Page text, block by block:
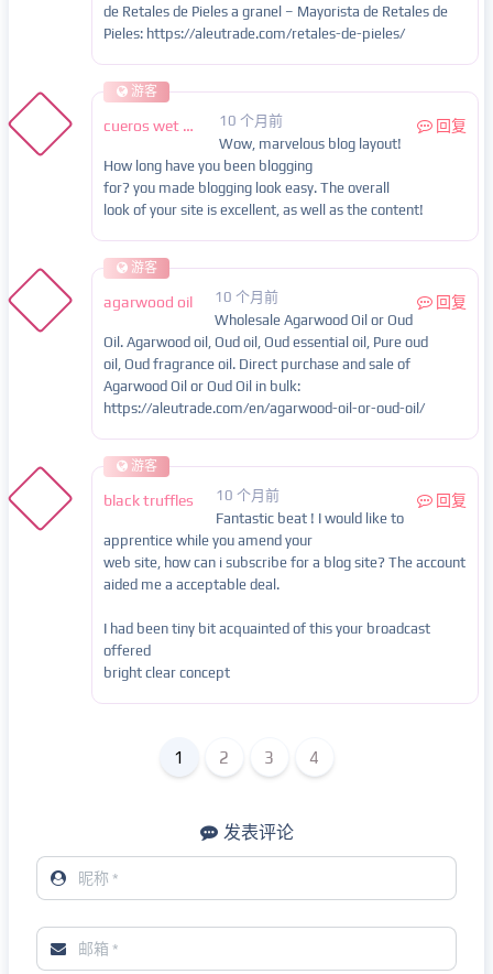
de Retales de Pieles a granel – Mayorista de Retales de
Pieles: https://aleutrade.com/retales-de-pieles/
游客
回复
cueros wet blue
10 个月前
Wow, marvelous blog layout!
How long have you been blogging
for? you made blogging look easy. The overall
look of your site is excellent, as well as the content!
游客
回复
agarwood oil
10 个月前
Wholesale Agarwood Oil or Oud
Oil. Agarwood oil, Oud oil, Oud essential oil, Pure oud
oil, Oud fragrance oil. Direct purchase and sale of
Agarwood Oil or Oud Oil in bulk:
https://aleutrade.com/en/agarwood-oil-or-oud-oil/
游客
回复
black truffles
10 个月前
Fantastic beat ! I would like to
apprentice while you amend your
web site, how can i subscribe for a blog site? The account
aided me a acceptable deal.
I had been tiny bit acquainted of this your broadcast
offered
bright clear concept
1 2 3 4
发表评论